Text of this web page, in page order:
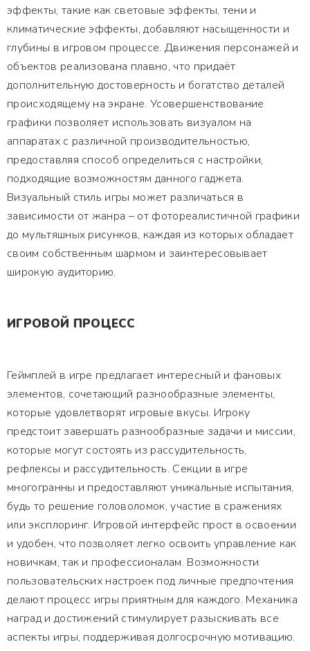
эффекты, такие как световые эффекты, тени и
климатические эффекты, добавляют насыщенности и
глубины в игровом процессе. Движения персонажей и
объектов реализована плавно, что придаёт
дополнительную достоверность и богатство деталей
происходящему на экране. Усовершенствование
графики позволяет использовать визуалом на
аппаратах с различной производительностью,
предоставляя способ определиться с настройки,
подходящие возможностям данного гаджета.
Визуальный стиль игры может различаться в
зависимости от жанра – от фотореалистичной графики
до мультяшных рисунков, каждая из которых обладает
своим собственным шармом и заинтересовывает
широкую аудиторию.
ИГРОВОЙ ПРОЦЕСС
Геймплей в игре предлагает интересный и фановых
элементов, сочетающий разнообразные элементы,
которые удовлетворят игровые вкусы. Игроку
предстоит завершать разнообразные задачи и миссии,
которые могут состоять из рассудительность,
рефлексы и рассудительность. Секции в игре
многогранны и предоставляют уникальные испытания,
будь то решение головоломок, участие в сражениях
или эксплоринг. Игровой интерфейс прост в освоении
и удобен, что позволяет легко освоить управление как
новичкам, так и профессионалам. Возможности
пользовательских настроек под личные предпочтения
делают процесс игры приятным для каждого. Механика
наград и достижений стимулирует разыскивать все
аспекты игры, поддерживая долгосрочную мотивацию.